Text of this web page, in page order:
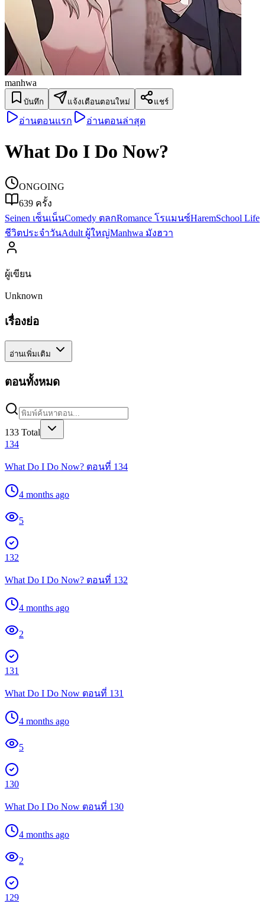
manhwa
บันทึก แจ้งเตือนตอนใหม่ แชร์
อ่านตอนแรก อ่านตอนล่าสุด
What Do I Do Now?
ONGOING
639 ครั้ง
Seinen เซ็นเน็นComedy ตลกRomance โรแมนซ์HaremSchool Life
ชีวิตประจำวันAdult ผู้ใหญ่Manhwa มังฮวา
ผู้เขียน
Unknown
เรื่องย่อ
อ่านเพิ่มเติม
ตอนทั้งหมด
133 Total
134
What Do I Do Now? ตอนที่ 134
4 months ago
5
132
What Do I Do Now? ตอนที่ 132
4 months ago
2
131
What Do I Do Now ตอนที่ 131
4 months ago
5
130
What Do I Do Now ตอนที่ 130
4 months ago
2
129